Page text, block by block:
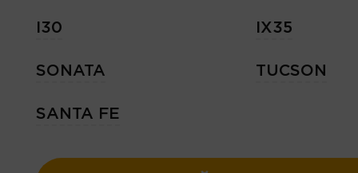
I30 IX35
SONATA TUCSON
SANTA FE